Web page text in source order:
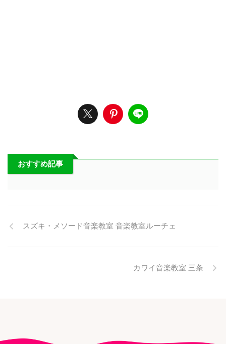
おすすめ記事
スズキ・メソード音楽教室 音楽教室ルーチェ
カワイ音楽教室 三条